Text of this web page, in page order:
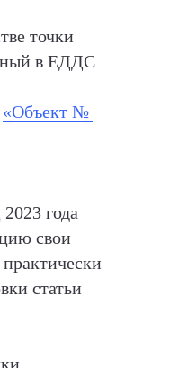
точки
в ЕДДС
«Объект №
года
свои
статьи